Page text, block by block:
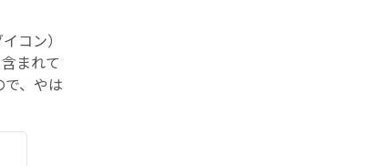
コン）
まれて
、やは